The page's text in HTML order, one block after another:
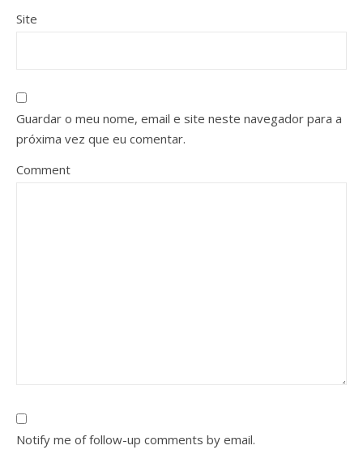
Site
Guardar o meu nome, email e site neste navegador para a
próxima vez que eu comentar.
Comment
Notify me of follow-up comments by email.